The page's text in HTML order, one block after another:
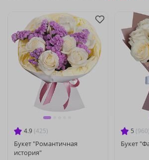
4.9 (425)
Букет "Романтичная
история"
5 (960)
Букет